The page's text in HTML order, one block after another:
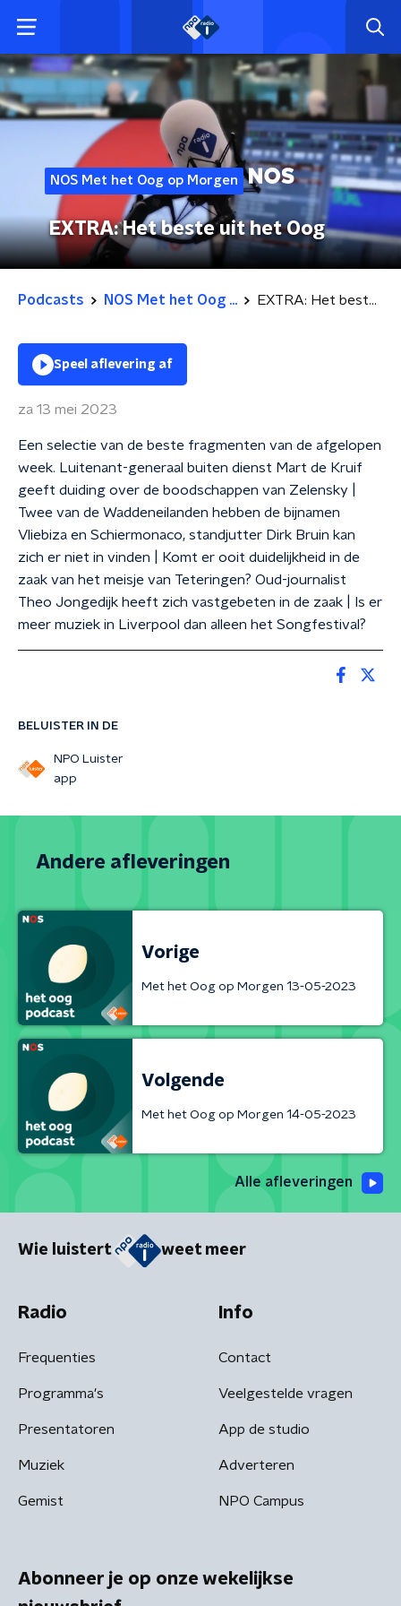
NOS Met het Oog op Morgen
EXTRA: Het beste uit het Oog
Podcasts NOS Met het Oog ... EXTRA: Het beste uit het Oog
BELUISTER IN DE
NPO Luister
app
Speel aflevering af
za 13 mei 2023
Een selectie van de beste fragmenten van de afgelopen
week. Luitenant-generaal buiten dienst Mart de Kruif
geeft duiding over de boodschappen van Zelensky |
Twee van de Waddeneilanden hebben de bijnamen
Vliebiza en Schiermonaco, standjutter Dirk Bruin kan
zich er niet in vinden | Komt er ooit duidelijkheid in de
zaak van het meisje van Teteringen? Oud-journalist
Theo Jongedijk heeft zich vastgebeten in de zaak | Is er
meer muziek in Liverpool dan alleen het Songfestival?
Andere afleveringen
Vorige
Met het Oog op Morgen 13-05-2023
Volgende
Met het Oog op Morgen 14-05-2023
Alle afleveringen
Wie luistert weet meer
Radio
Frequenties
Programma's
Presentatoren
Muziek
Gemist
Info
Contact
Veelgestelde vragen
App de studio
Adverteren
NPO Campus
Abonneer je op onze wekelijkse